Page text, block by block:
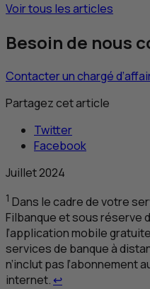
Voir tous les articles
Besoin de nous
Contacter un chargé
Partagez cet article
Twitter
Facebook
Juillet 2024
1 Dans le cadre de votre
Filbanque et sous réserve
l’application mobile gratuite
services de banque à
n’inclut pas l’abonnement
internet. ↩Retour au renvoi 1